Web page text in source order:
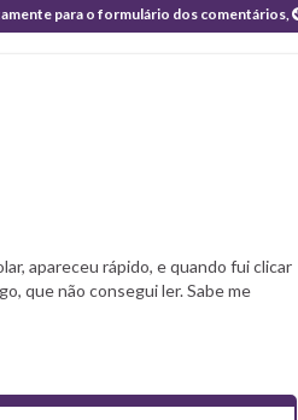
para o formulário dos comentários,
apareceu rápido, e quando fui clicar
que não consegui ler. Sabe me